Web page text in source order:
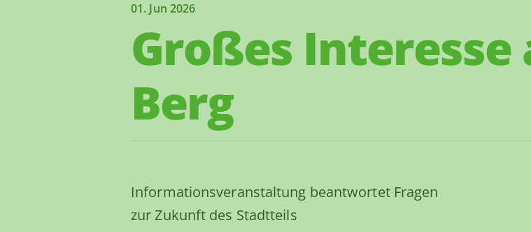
01. Jun 2026
Großes Interesse
Berg
Informationsveranstaltung beantwortet Fragen
zur Zukunft des Stadtteils